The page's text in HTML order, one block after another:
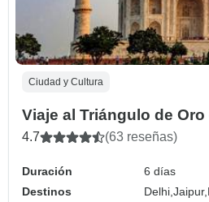
Ciudad y Cultura
Viaje al Triángulo de
4.7 (63 reseñas)
Duración
6 días
Destinos
Delhi,Jaipur,